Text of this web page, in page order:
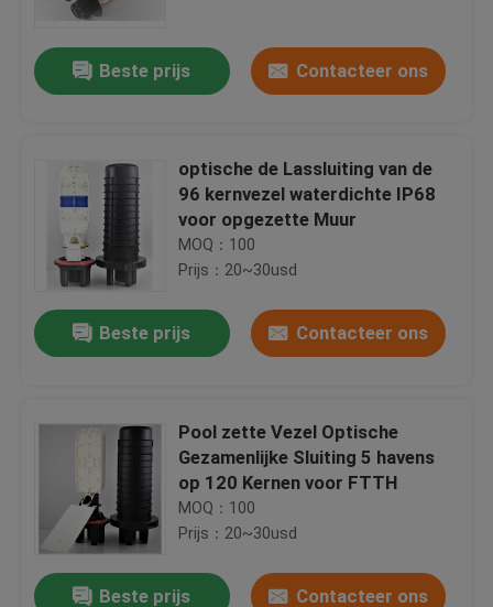
Beste prijs Contacteer ons
optische de Lassluiting van de
96 kernvezel waterdichte IP68
voor opgezette Muur
MOQ：100
Prijs：20~30usd
Beste prijs Contacteer ons
Pool zette Vezel Optische
Gezamenlijke Sluiting 5 havens
op 120 Kernen voor FTTH
MOQ：100
Prijs：20~30usd
Beste prijs Contacteer ons